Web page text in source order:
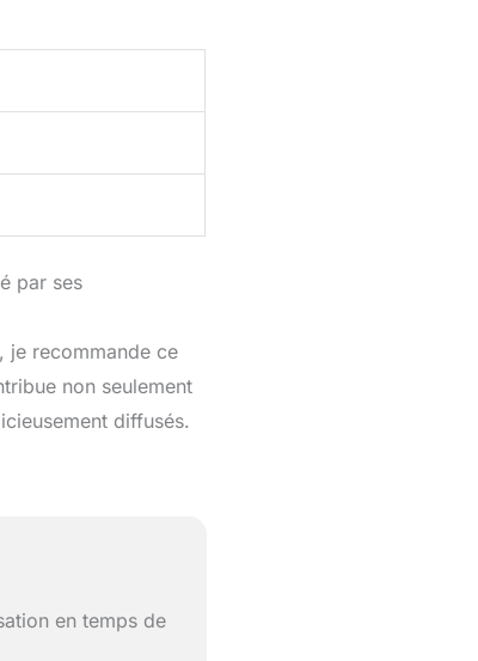
par ses
je recommande ce
non seulement
diffusés.
en temps de